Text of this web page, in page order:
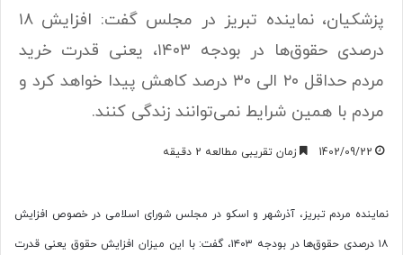
پزشکیان، نماینده تبریز در مجلس گفت: افزایش ۱۸
درصدی حقوق‌ها در بودجه ۱۴۰۳، یعنی قدرت خرید
مردم حداقل ۲۰ الی ۳۰ درصد کاهش پیدا خواهد کرد و
مردم با همین شرایط نمی‌توانند زندگی کنند.
1402/09/22 زمان تقریبی مطالعه 2 دقیقه
نماینده مردم تبریز، آذرشهر و اسکو در مجلس شورای اسلامی در خصوص افزایش
۱۸ درصدی حقوق‌ها در بودجه ۱۴۰۳، گفت: با این میزان افزایش حقوق یعنی قدرت